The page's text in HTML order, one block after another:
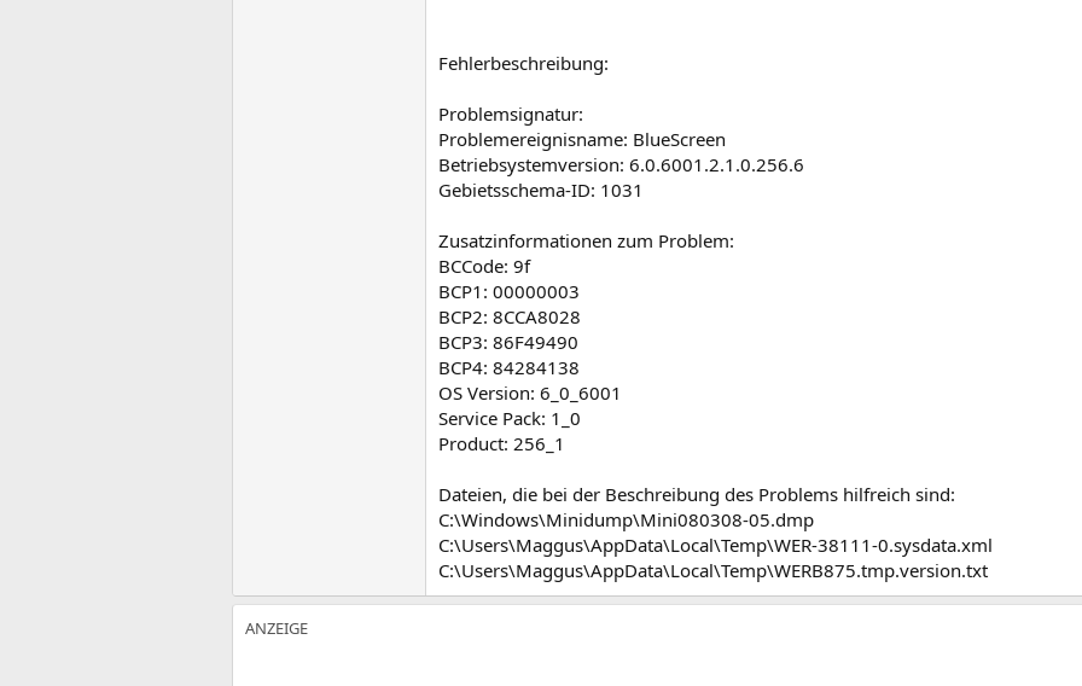
Fehlerbeschreibung:
Problemsignatur:
Problemereignisname: BlueScreen
Betriebsystemversion: 6.0.6001.2.1.0.256.6
Gebietsschema-ID: 1031
Zusatzinformationen zum Problem:
BCCode: 9f
BCP1: 00000003
BCP2: 8CCA8028
BCP3: 86F49490
BCP4: 84284138
OS Version: 6_0_6001
Service Pack: 1_0
Product: 256_1
Dateien, die bei der Beschreibung des Problems hilfreich sind:
C:\Windows\Minidump\Mini080308-05.dmp
C:\Users\Maggus\AppData\Local\Temp\WER-38111-0.sysdata.xml
C:\Users\Maggus\AppData\Local\Temp\WERB875.tmp.version.txt